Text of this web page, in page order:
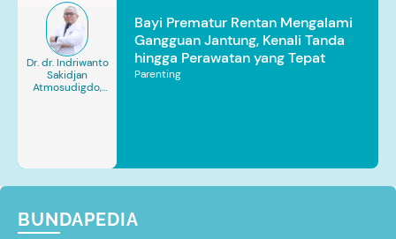
Dr. dr. Indriwanto
Sakidjan
Atmosudigdo,
Bayi Prematur Rentan Mengalami
Gangguan Jantung, Kenali Tanda
hingga Perawatan yang Tepat
Parenting
BUNDAPEDIA